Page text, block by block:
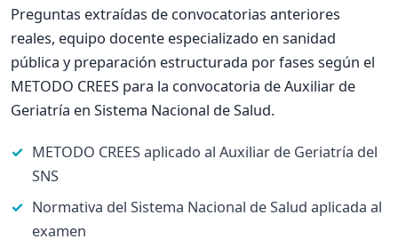
Preguntas extraídas de convocatorias anteriores
reales, equipo docente especializado en sanidad
pública y preparación estructurada por fases según el
METODO CREES para la convocatoria de Auxiliar de
Geriatría en Sistema Nacional de Salud.
METODO CREES aplicado al Auxiliar de Geriatría del
SNS
Normativa del Sistema Nacional de Salud aplicada al
examen